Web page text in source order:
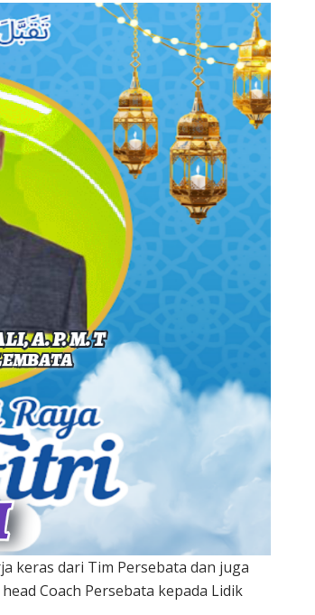
keras dari Tim Persebata dan juga
Coach Persebata kepada Lidik